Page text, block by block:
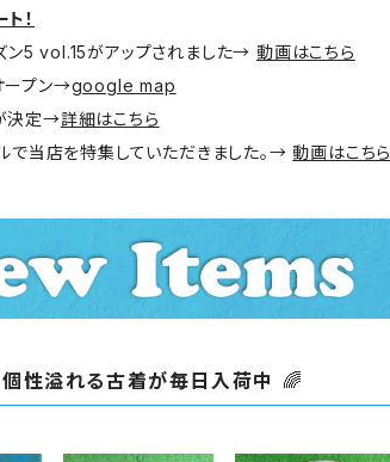
！
5 vol.15がアップされました→ 動画はこちら
ープン→google map
決定→詳細はこちら
当店を特集していただきました。→ 動画はこちら
個性溢れる古着が毎日入荷中 🌈